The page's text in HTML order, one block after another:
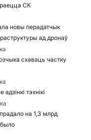
СК
новы перадатчык
ад дронаў
схаваць частку
тэхнікі
на 1,3 млрд